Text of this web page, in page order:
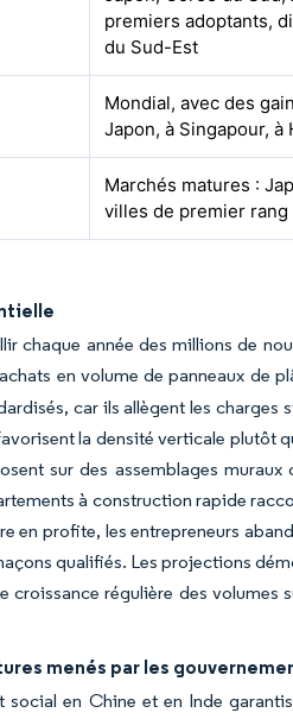
premiers adoptants,
du Sud-Est
Mondial, avec des
Japon, à Singapour, à
Marchés matures :
villes de premier rang
chaque année des millions de
en volume de panneaux de
car ils allègent les charges
la densité verticale plutôt
sur des assemblages muraux
à construction rapide
en profite, les entrepreneurs
qualifiés. Les projections
régulière des volumes
menés par les
en Chine et en Inde